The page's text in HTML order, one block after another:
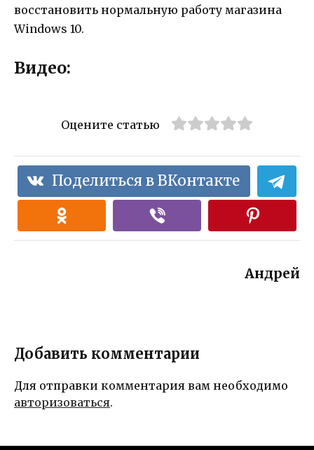
восстановить нормальную работу магазина
Windows 10.
Видео:
Оцените статью
Поделиться в ВКонтакте
Андрей
Добавить комментарии
Для отправки комментария вам необходимо
авторизоваться.